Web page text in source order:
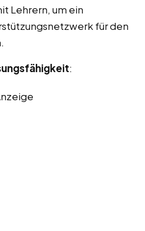
Lehrern, um ein
für den
: